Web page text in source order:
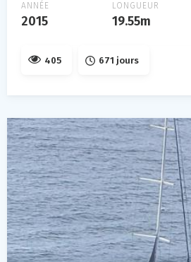
ANNÉE
2015
LONGUEUR
19.55m
405 671 jours